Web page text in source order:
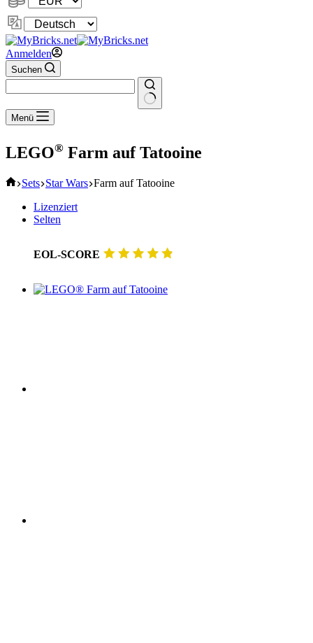
Sprache
ändern
Anmelden
Suchen
Keine
Ergebnisse
Menü
LEGO® Farm auf Tatooine
Start
Sets Star Wars Farm auf Tatooine
Lizenziert
Selten
EOL-SCORE